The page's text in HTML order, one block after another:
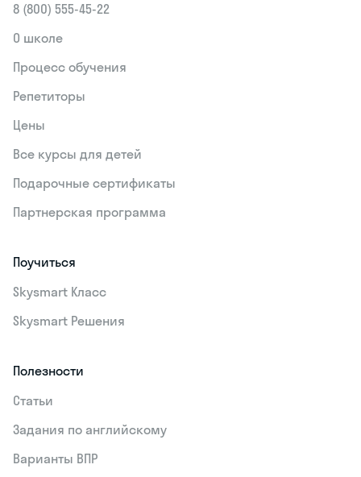
8 (800) 555‑45-22
О школе
Процесс обучения
Репетиторы
Цены
Все курсы для детей
Подарочные сертификаты
Партнерская программа
Поучиться
Skysmart Класс
Skysmart Решения
Полезности
Статьи
Задания по английскому
Варианты ВПР